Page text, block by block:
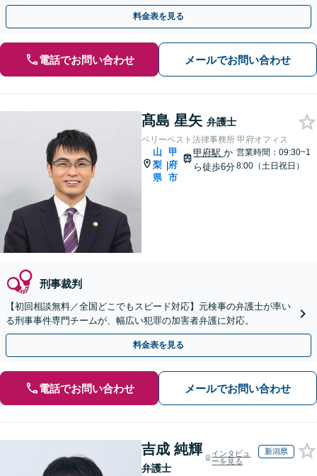
ご相談ください【休日・夜間面談可】【オンライン面談可】
料金表を見る
電話でお問い合わせ メールでお問い合わせ
髙島 星矢 弁護士
ベリーベスト法律事務所 甲府オフィス
山
梨
県
|
甲
府
市
甲府駅か
ら徒歩6分
営業時間：09:30~1
8:00（土日祝日）
刑事裁判
【初回相談無料／全国どこでもスピード対応】元検事の弁護士が率い
る刑事事件専門チームが、幅広い犯罪の加害者弁護に対応。
料金表を見る
電話でお問い合わせ メールでお問い合わせ
吉成 純輝
弁護士
インタビュ
ーを見る
新潟県